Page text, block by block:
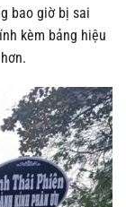
bao giờ bị sai
kèm bảng hiệu